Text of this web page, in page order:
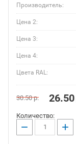
Производитель:
Цена 2:
Цена 3:
Цена 4:
Цвета RAL:
30.50р. 26.50
Количество:
− +